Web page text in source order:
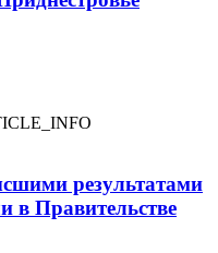
результатами
в Правительстве